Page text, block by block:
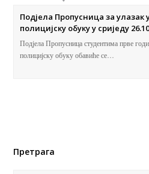
Подјела Пропусница за улазак
полицијску обуку у сриједу
Подјела Пропусница студентима прве
полицијску обуку обавиће се…
Претрага